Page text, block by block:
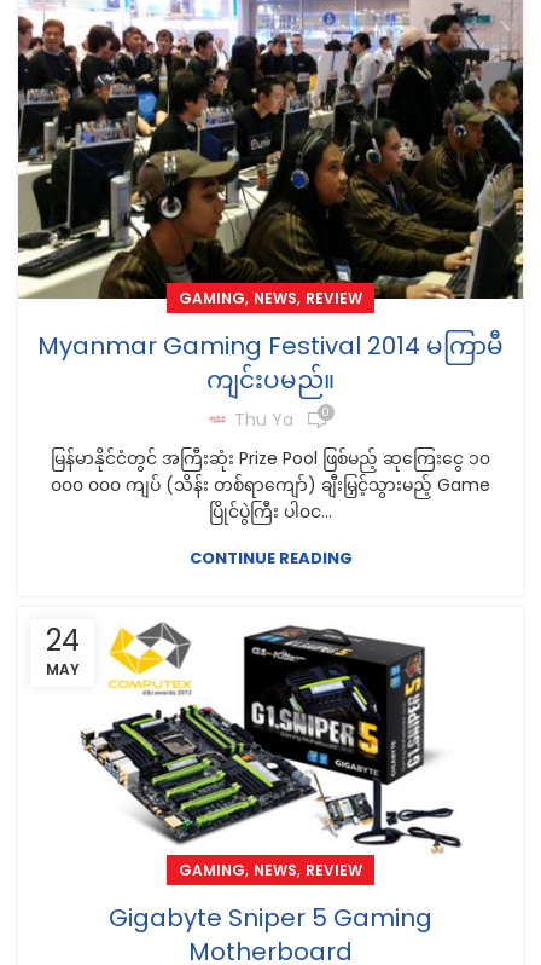
GAMING, NEWS, REVIEW
Myanmar Gaming Festival 2014 မကြာမီ
ကျင်းပမည်။
Thu Ya 0
မြန်မာနိုင်ငံတွင် အကြီးဆုံး Prize Pool ဖြစ်မည့် ဆုကြေးငွေ ၁၀
၀၀၀ ၀၀၀ ကျပ် (သိန်း တစ်ရာကျော်) ချီးမြှင့်သွားမည့် Game
ပြိုင်ပွဲကြီး ပါ၀င...
CONTINUE READING
24
MAY
GAMING, NEWS, REVIEW
Gigabyte Sniper 5 Gaming
Motherboard